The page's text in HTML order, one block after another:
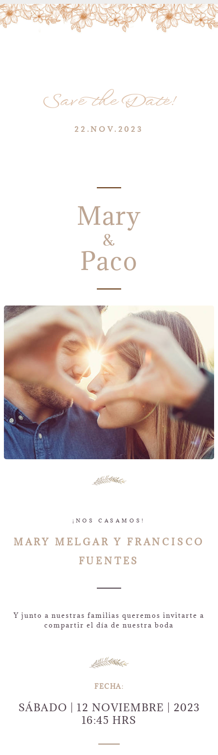
Save the Date!
22.NOV.2023
Mary
&
Paco
¡NOS CASAMOS!
MARY MELGAR Y FRANCISCO
FUENTES
Y junto a nuestras familias queremos invitarte a
compartir el día de nuestra boda
FECHA:
SÁBADO | 12 NOVIEMBRE | 2023
16:45 HRS